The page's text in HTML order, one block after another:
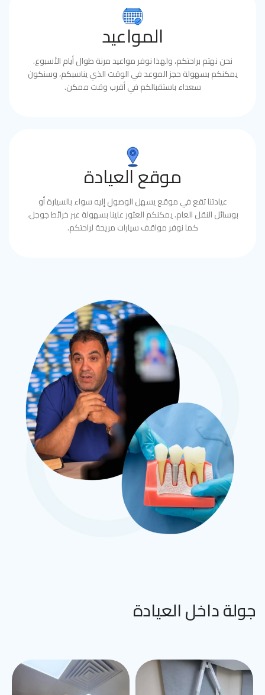
المواعيد
نحن نهتم براحتكم، ولهذا نوفر مواعيد مرنة طوال أيام الأسبوع.
يمكنكم بسهولة حجز الموعد في الوقت الذي يناسبكم، وسنكون
سعداء باستقبالكم في أقرب وقت ممكن.
موقع العيادة
عيادتنا تقع في موقع يسهل الوصول إليه سواء بالسيارة أو
بوسائل النقل العام. يمكنكم العثور علينا بسهولة عبر خرائط جوجل،
كما نوفر مواقف سيارات مريحة لراحتكم.
جولة داخل العيادة